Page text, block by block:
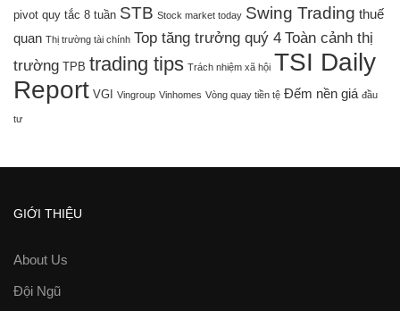
pivot quy tắc 8 tuần STB Stock market today Swing Trading thuế
quan Thị trường tài chính Top tăng trưởng quý 4 Toàn cảnh thị
trường TPB trading tips Trách nhiệm xã hội TSI Daily
Report VGI Vingroup Vinhomes Vòng quay tiền tệ Đếm nền giá đầu
tư
GIỚI THIỆU
About Us
Đội Ngũ